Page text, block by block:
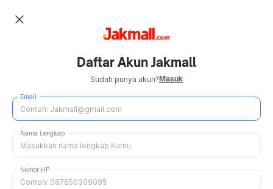
close
Daftar Akun Jakmall
Sudah punya akun?Masuk
Email
Nama Lengkap
Nomor HP